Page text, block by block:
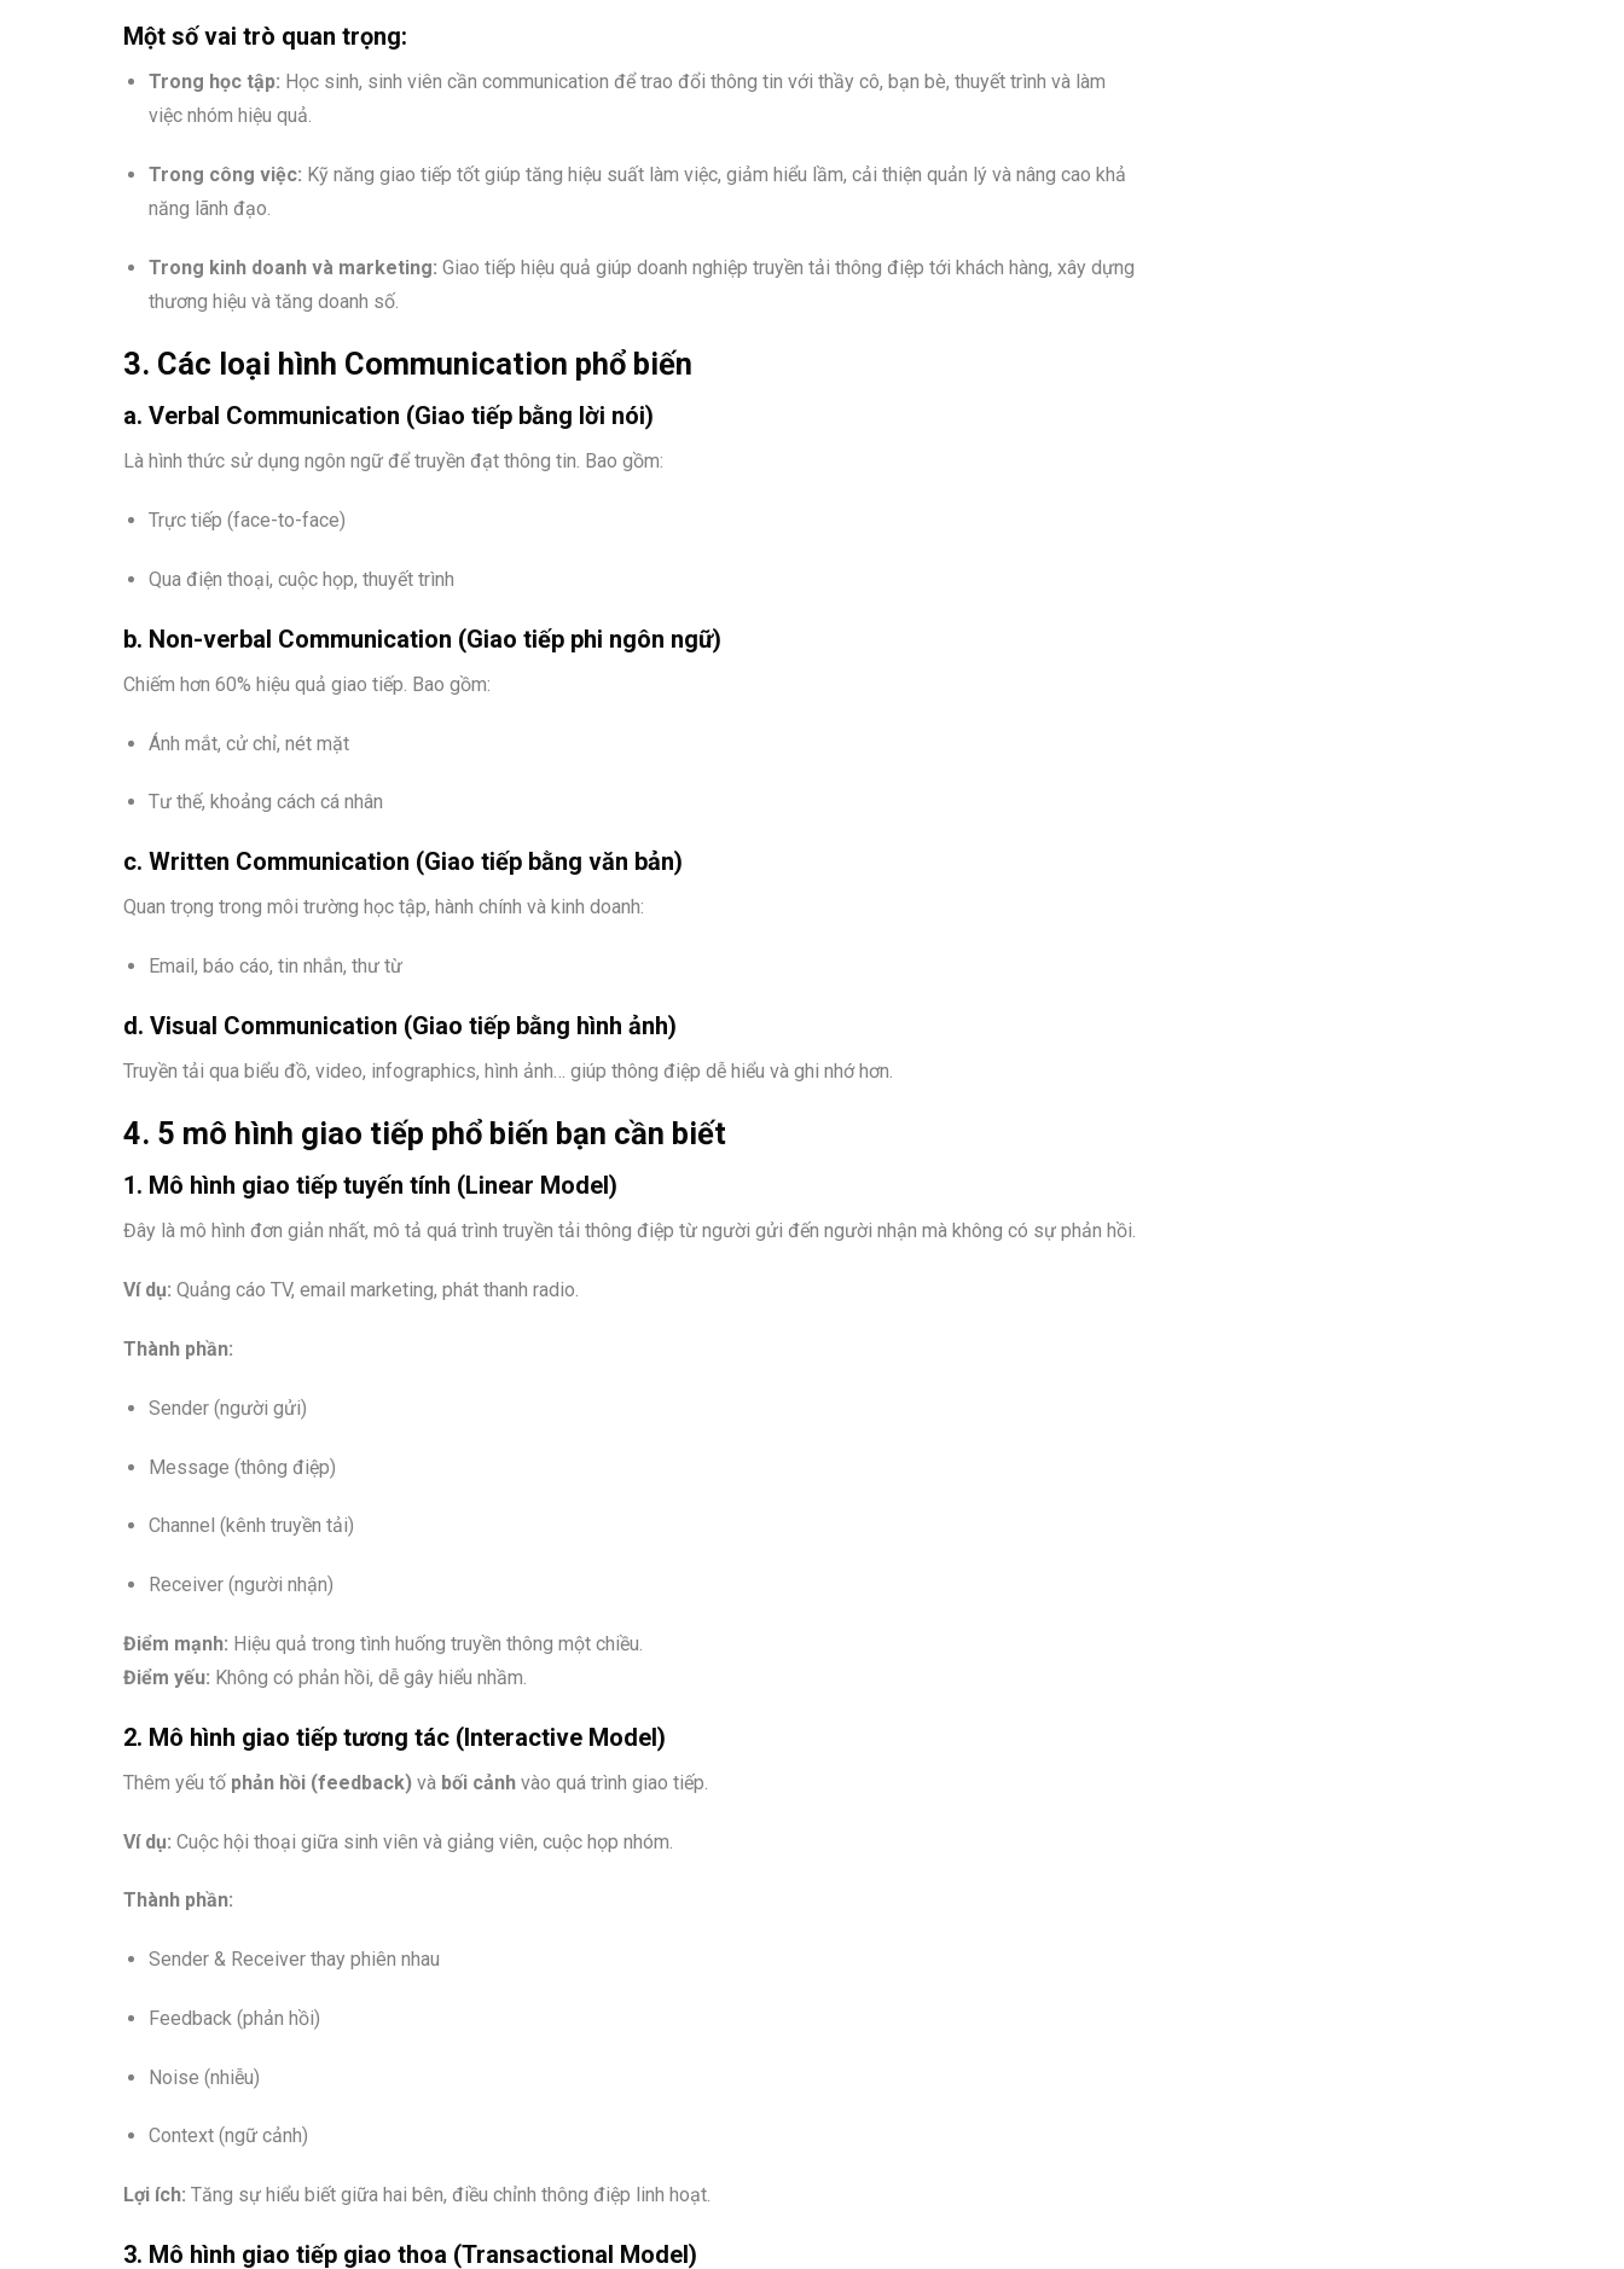
Một số vai trò quan trọng:
Trong học tập: Học sinh, sinh viên cần communication để trao đổi thông tin với thầy cô, bạn bè, thuyết trình và làm
việc nhóm hiệu quả.
Trong công việc: Kỹ năng giao tiếp tốt giúp tăng hiệu suất làm việc, giảm hiểu lầm, cải thiện quản lý và nâng cao khả
năng lãnh đạo.
Trong kinh doanh và marketing: Giao tiếp hiệu quả giúp doanh nghiệp truyền tải thông điệp tới khách hàng, xây dựng
thương hiệu và tăng doanh số.
3. Các loại hình Communication phổ biến
a. Verbal Communication (Giao tiếp bằng lời nói)
Là hình thức sử dụng ngôn ngữ để truyền đạt thông tin. Bao gồm:
Trực tiếp (face-to-face)
Qua điện thoại, cuộc họp, thuyết trình
b. Non-verbal Communication (Giao tiếp phi ngôn ngữ)
Chiếm hơn 60% hiệu quả giao tiếp. Bao gồm:
Ánh mắt, cử chỉ, nét mặt
Tư thế, khoảng cách cá nhân
c. Written Communication (Giao tiếp bằng văn bản)
Quan trọng trong môi trường học tập, hành chính và kinh doanh:
Email, báo cáo, tin nhắn, thư từ
d. Visual Communication (Giao tiếp bằng hình ảnh)
Truyền tải qua biểu đồ, video, infographics, hình ảnh… giúp thông điệp dễ hiểu và ghi nhớ hơn.
4. 5 mô hình giao tiếp phổ biến bạn cần biết
1. Mô hình giao tiếp tuyến tính (Linear Model)
Đây là mô hình đơn giản nhất, mô tả quá trình truyền tải thông điệp từ người gửi đến người nhận mà không có sự phản hồi.
Ví dụ: Quảng cáo TV, email marketing, phát thanh radio.
Thành phần:
Sender (người gửi)
Message (thông điệp)
Channel (kênh truyền tải)
Receiver (người nhận)
Điểm mạnh: Hiệu quả trong tình huống truyền thông một chiều.
Điểm yếu: Không có phản hồi, dễ gây hiểu nhầm.
2. Mô hình giao tiếp tương tác (Interactive Model)
Thêm yếu tố phản hồi (feedback) và bối cảnh vào quá trình giao tiếp.
Ví dụ: Cuộc hội thoại giữa sinh viên và giảng viên, cuộc họp nhóm.
Thành phần:
Sender & Receiver thay phiên nhau
Feedback (phản hồi)
Noise (nhiễu)
Context (ngữ cảnh)
Lợi ích: Tăng sự hiểu biết giữa hai bên, điều chỉnh thông điệp linh hoạt.
3. Mô hình giao tiếp giao thoa (Transactional Model)